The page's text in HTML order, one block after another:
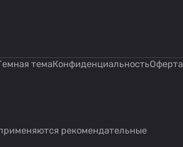
темаКонфиденциальностьОферта
рекомендательные